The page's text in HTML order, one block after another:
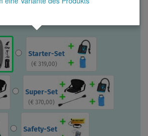
Starter-Set
( € 319,00)
Super-Set
( € 370,00)
Safety-Set